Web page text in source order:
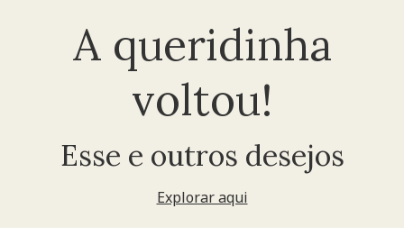
A queridinha
voltou!
Esse e outros desejos
Explorar aqui